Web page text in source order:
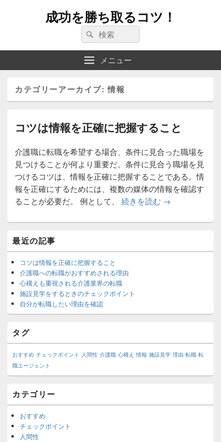
成功を勝ち取るコツ！
検
索:
検
索
メニュー
カテゴリーアーカイブ:情報
コツは情報を正確に把握すること
介護職に転職を希望する場合、条件に見合った職場を
見つけることが何より重要だ。条件に見合う職場を見
つけるコツは、情報を正確に把握することである。情
報を正確にするためには、複数の媒体の情報を確認す
ることが必要だ。 例として、 続きを読む コツは情報を
→
イ
ン
サ
イ
バ
ー
ウ
ィ
ェ
ッ
エ
リ
ア
最近の記事
コツは情報を正確に把握すること
介護職への転職がおすすめされる理由
心構えも重視される介護業界の転職
施設見学をするときのチェックポイント
自分が転職したい理由を確認
タグ
おすすめ チェックポイント 人間性 介護職 心構え 情報 施設見学 理由 転職 転
職エージェント
カテゴリー
おすすめ
チェックポイント
人間性